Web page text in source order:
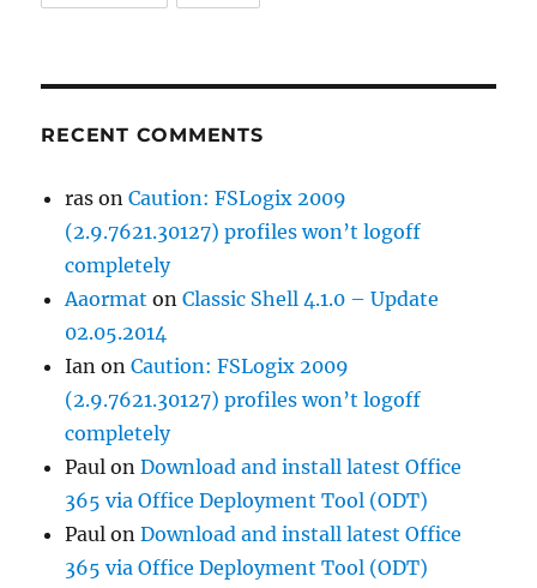
RECENT COMMENTS
ras onCaution: FSLogix 2009
(2.9.7621.30127) profiles won’t logoff
completely
Aaormat onClassic Shell 4.1.0 – Update
02.05.2014
Ian onCaution: FSLogix 2009
(2.9.7621.30127) profiles won’t logoff
completely
Paul onDownload and install latest Office
365 via Office Deployment Tool (ODT)
Paul onDownload and install latest Office
365 via Office Deployment Tool (ODT)